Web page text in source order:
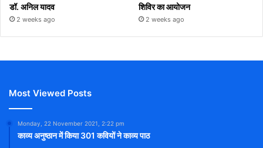
डॉ. अनिल यादव
2 weeks ago
शिविर का आयोजन
2 weeks ago
Most Viewed Posts
Monday, 22 November 2021, 2:22 pm
काव्य अनुष्ठान में किया 301 कवियों ने काव्य पाठ